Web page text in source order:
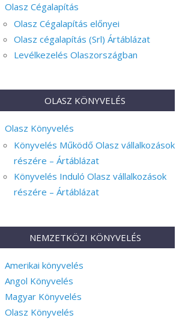
Olasz Cégalapítás
Olasz Cégalapítás előnyei
Olasz cégalapítás (Srl) Ártáblázat
Levélkezelés Olaszországban
OLASZ KÖNYVELÉS
Olasz Könyvelés
Könyvelés Működő Olasz vállalkozások
részére – Ártáblázat
Könyvelés Induló Olasz vállalkozások
részére – Ártáblázat
NEMZETKÖZI KÖNYVELÉS
Amerikai könyvelés
Angol Könyvelés
Magyar Könyvelés
Olasz Könyvelés